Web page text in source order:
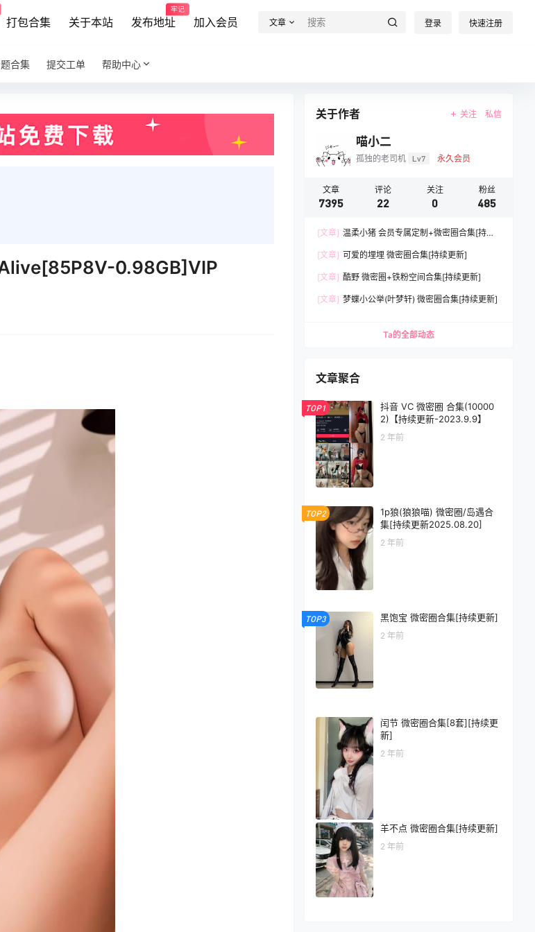
打包合集 关于本站 发布地址
牢记
加入会员 文章 登录 快速注册
合集 提交工单 帮助中心
0.98GB]VIP
关于作者 关注 私信
喵小二
孤独的老司机 Lv7 永久会员
文章
7395
评论
22
关注
0
粉丝
485
[文章] 温柔小猪 会员专属定制+微密圈合集[持续
[文章] 可爱的埋埋 微密圈合集[持续更新]
[文章] 酷野 微密圈+铁粉空间合集[持续更新]
[文章] 梦蝶小公举(叶梦轩) 微密圈合集[持续更新]
Ta的全部动态
文章聚合
TOP1
抖音 VC 微密圈 合集(10000
2)【持续更新-2023.9.9】
2 年前
TOP2
1p狼(狼狼喵) 微密圈/岛遇合
集[持续更新2025.08.20]
2 年前
TOP3 黑饱宝 微密圈合集[持续更新]
2 年前
闰节 微密圈合集[8套][持续更
新]
2 年前
羊不点 微密圈合集[持续更新]
2 年前